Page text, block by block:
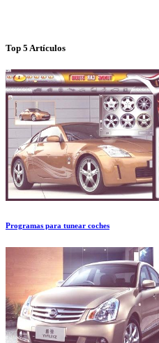
Top 5 Artículos
Programas para tunear coches